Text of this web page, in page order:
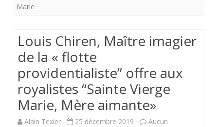
Marie
Louis Chiren, Maître imagier
de la « flotte
providentialiste” offre aux
royalistes “Sainte Vierge
Marie, Mère aimante»
Alain Texier 25 décembre 2019
Aucun